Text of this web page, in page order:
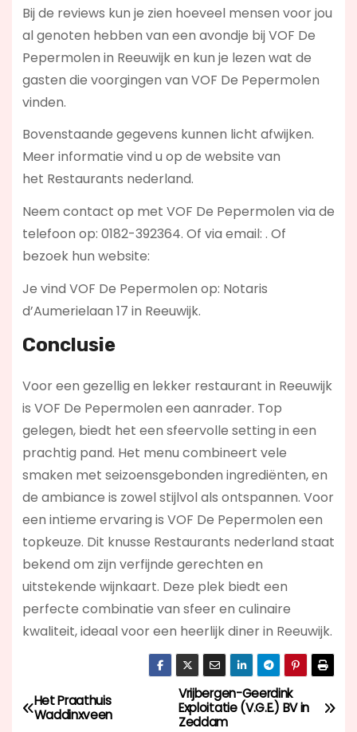
Bij de reviews kun je zien hoeveel mensen voor jou
al genoten hebben van een avondje bij VOF De
Pepermolen in Reeuwijk en kun je lezen wat de
gasten die voorgingen van VOF De Pepermolen
vinden.
Bovenstaande gegevens kunnen licht afwijken.
Meer informatie vind u op de website van
het Restaurants nederland.
Neem contact op met VOF De Pepermolen via de
telefoon op: 0182-392364. Of via email: . Of
bezoek hun website:
Je vind VOF De Pepermolen op: Notaris
d’Aumerielaan 17 in Reeuwijk.
Conclusie
Voor een gezellig en lekker restaurant in Reeuwijk
is VOF De Pepermolen een aanrader. Top
gelegen, biedt het een sfeervolle setting in een
prachtig pand. Het menu combineert vele
smaken met seizoensgebonden ingrediënten, en
de ambiance is zowel stijlvol als ontspannen. Voor
een intieme ervaring is VOF De Pepermolen een
topkeuze. Dit knusse Restaurants nederland staat
bekend om zijn verfijnde gerechten en
uitstekende wijnkaart. Deze plek biedt een
perfecte combinatie van sfeer en culinaire
kwaliteit, ideaal voor een heerlijk diner in Reeuwijk.
B
Vrijbergen-Geerdink
Exploitatie (V.G.E.) BV in
Zeddam
Het Praathuis
Waddinxveen